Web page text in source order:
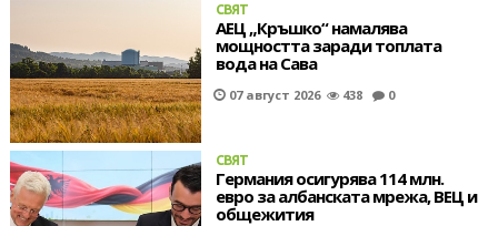
СВЯТ
АЕЦ „Кръшко“ намалява
мощността заради топлата
вода на Сава
07 август 2026 438 0
СВЯТ
Германия осигурява 114 млн.
евро за албанската мрежа, ВЕЦ и
общежития